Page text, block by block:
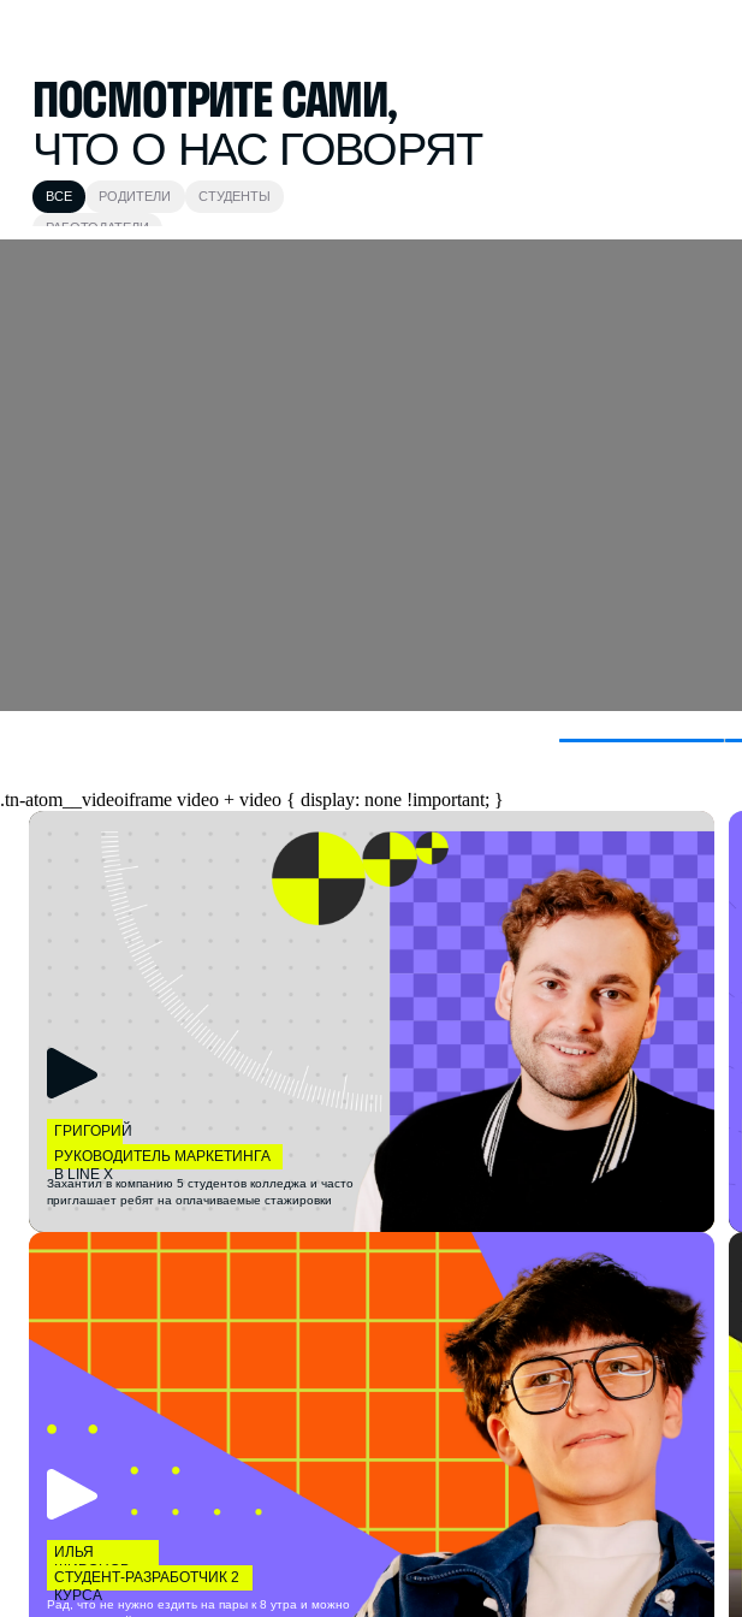
ПОСМОТРИТЕ САМИ,
ЧТО О НАС ГОВОРЯТ
РАБОТОДАТЕЛИ
.tn-atom__videoiframe video + video { display: none !important; }
ГРИГОРИЙ
РУКОВОДИТЕЛЬ МАРКЕТИНГА
В LINE X
Захантил в компанию 5 студентов колледжа и часто
приглашает ребят на оплачиваемые стажировки
ИЛЬЯ
ШИРОНОВ
СТУДЕНТ-РАЗРАБОТЧИК 2
КУРСА
Рад, что не нужно ездить на пары к 8 утра и можно